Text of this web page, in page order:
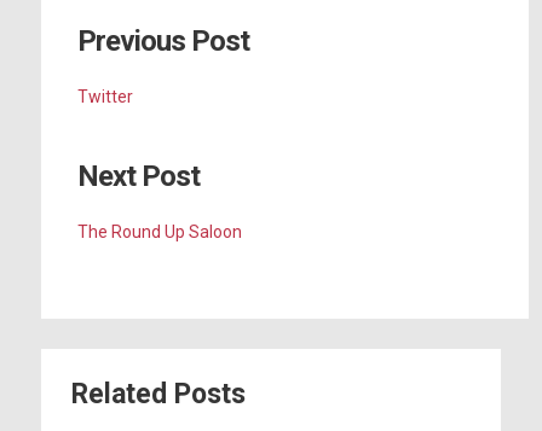
Previous Post
Twitter
Next Post
The Round Up Saloon
Related Posts